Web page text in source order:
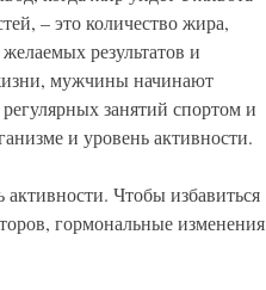
– это количество жира,
результатов и
мужчины начинают
занятий спортом и
и уровень активности.
Чтобы избавиться
гормональные изменения